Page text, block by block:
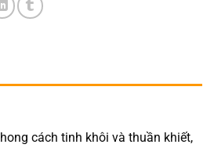
cách tinh khôi và thuần khiết,